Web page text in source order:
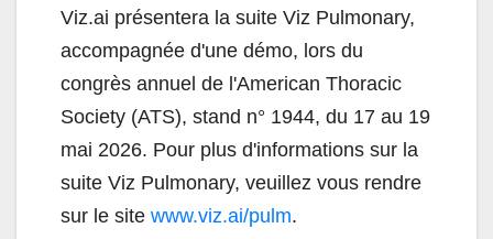
Viz.ai présentera la suite Viz Pulmonary,
accompagnée d'une démo, lors du
congrès annuel de l'American Thoracic
Society (ATS), stand n° 1944, du 17 au 19
mai 2026. Pour plus d'informations sur la
suite Viz Pulmonary, veuillez vous rendre
sur le site www.viz.ai/pulm.